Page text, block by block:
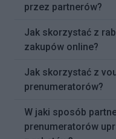
przez partnerów?
Jak skorzystać z
zakupów online?
Jak skorzystać z
prenumeratorów?
W jaki sposób
prenumeratorów